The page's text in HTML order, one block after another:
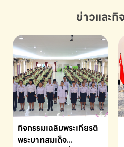
ข่าวและกิ
กิจกรรมเฉลิมพระเกียรติ
พระบาทสมเด็จ